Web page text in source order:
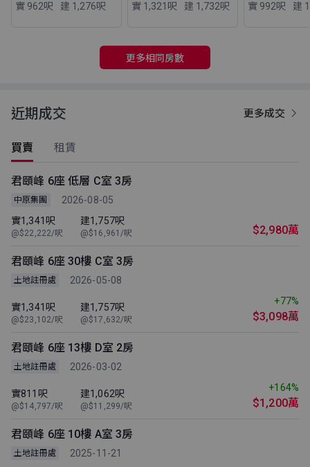
實 962呎 建 1,276呎 實 1,321 呎 建 1,732呎 實 992呎 建
更多相同房數
近期成交 更多成交
買賣 租賃
君頤峰 6座 低層 C室 3房
中原集團
2026-08-05
實1,341呎
@$22,222/呎
建1,757呎
@$16,961/呎 $2,980萬
君頤峰 6座 30樓 C室 3房
土地註冊處 2026-05-08
實1,341呎
@$23,102/呎
建1,757呎
@$17,632/呎
+77%
$3,098萬
君頤峰 6座 13樓 D室 2房
土地註冊處 2026-03-02
實811呎
@$14,797/呎
建1,062呎
@$11,299/呎
+164%
$1,200萬
君頤峰 6座 10樓 A室 3房
土地註冊處 2025-11-21